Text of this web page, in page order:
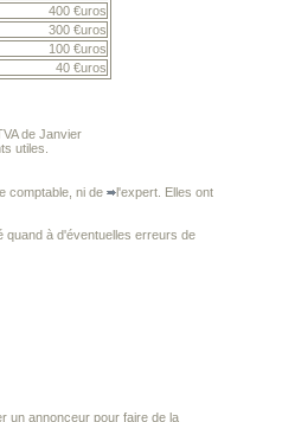
400 €uros
300 €uros
100 €uros
40 €uros
de Janvier
utiles.
comptable, ni de
l'expert. Elles ont
quand à d'éventuelles erreurs de
un annonceur pour faire de la